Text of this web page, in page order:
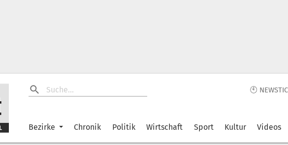
🕙
Bezirke Chronik Politik Wirtschaft Sport Kultur Videos